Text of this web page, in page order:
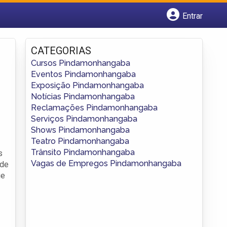
Entrar
Fazer login
Criar conta
CATEGORIAS
Cursos Pindamonhangaba
Eventos Pindamonhangaba
Exposição Pindamonhangaba
Notícias Pindamonhangaba
Reclamações Pindamonhangaba
Serviços Pindamonhangaba
Shows Pindamonhangaba
Teatro Pindamonhangaba
Trânsito Pindamonhangaba
Vagas de Empregos Pindamonhangaba